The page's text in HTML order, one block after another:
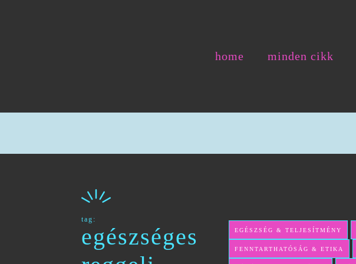
home minden cikk
tag:
egészséges
EGÉSZSÉG & TELJESÍTMÉNY
FENNTARTHATÓSÁG & ETIKA